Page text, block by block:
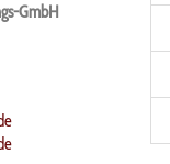
GmbH